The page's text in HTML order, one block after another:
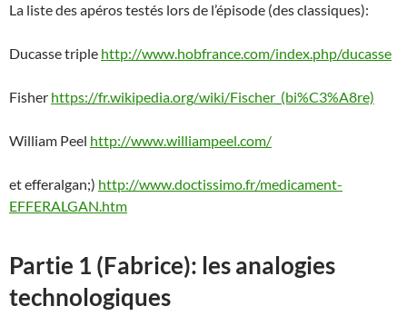
La liste des apéros testés lors de l’épisode (des classiques):
Ducasse triple http://www.hobfrance.com/index.php/ducasse
Fisher https://fr.wikipedia.org/wiki/Fischer_(bi%C3%A8re)
William Peel http://www.williampeel.com/
et efferalgan;) http://www.doctissimo.fr/medicament-
EFFERALGAN.htm
Partie 1 (Fabrice): les analogies
technologiques